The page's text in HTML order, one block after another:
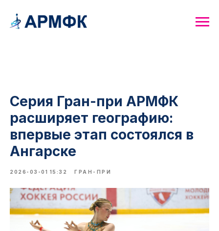
Серия Гран-при АРМФК
расширяет географию:
впервые этап состоялся в
Ангарске
2026-03-01 15:32 ГРАН-ПРИ